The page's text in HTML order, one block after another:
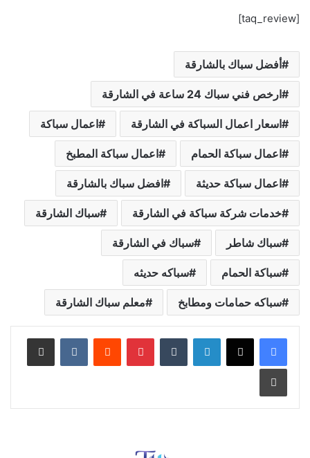
[taq_review]
أفضل سباك بالشارقة
ارخص فني سباك 24 ساعة في الشارقة
اسعار اعمال السباكة في الشارقة اعمال سباكة
اعمال سباكة الحمام اعمال سباكة المطبخ
اعمال سباكة حديثة افضل سباك بالشارقة
خدمات شركة سباكة في الشارقة سباك الشارقة
سباك شاطر سباك في الشارقة
سباكة الحمام سباكه حديثه
سباكه حمامات ومطابخ معلم سباك الشارقة
لينكدإن بينتيريست مشاركة عبر البريد
طباعة